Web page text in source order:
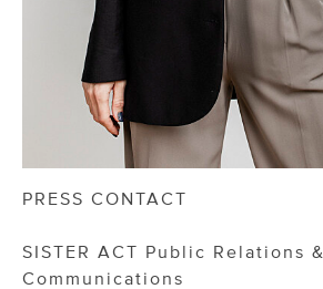
PRESS CONTACT
SISTER ACT Public Relations &
Communications